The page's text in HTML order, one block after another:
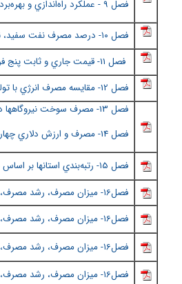
فصل 9 - عملكرد راه‌اندازي و بهره‌برداري از جايگاههاي (
فصل ١٠
- درصد مصرف نفت سفيد،
فصل 11- قيمت جاري و ثابت پنج فراورده اصلي طي سالهاي 1391-1355
فصل 12- مقايسه مصرف انرژي با توليد ناخالص داخلي طي سالهاي 1390-1351
فصل 13- مصرف سوخت نیروگاهها در سال 1391
فصل14- مصرف و ارزش دلاري چهار فراورده عمده استانها در سال 1391
فصل ١5
- رتبه‌بندي استانها بر
فصل١6 - ميزان مصرف، رشد مصرف،
فصل١6- ميزان مصرف، رشد مصرف، ارزش دلاري و ... استانها به تفكيك نواحی (اردبیل و البرز)
فصل١6 -ميزان مصرف، رشد مصرف،
فصل١6 -ميزان مصرف، رشد مصرف،